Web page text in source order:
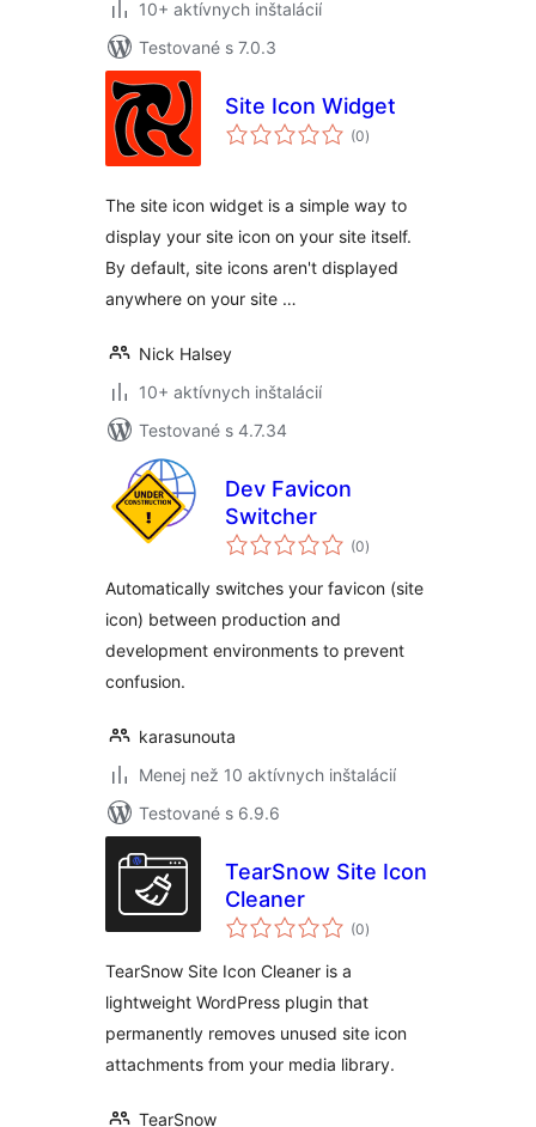
10+ aktívnych inštalácií
Testované s 7.0.3
Site Icon Widget
(0celkové
hodnotenie
)
The site icon widget is a simple way to
display your site icon on your site itself.
By default, site icons aren't displayed
anywhere on your site …
Nick Halsey
10+ aktívnych inštalácií
Testované s 4.7.34
Dev Favicon
Switcher
(0celkové
hodnotenie
)
Automatically switches your favicon (site
icon) between production and
development environments to prevent
confusion.
karasunouta
Menej než 10 aktívnych inštalácií
Testované s 6.9.6
TearSnow Site Icon
Cleaner
(0celkové
hodnotenie
)
TearSnow Site Icon Cleaner is a
lightweight WordPress plugin that
permanently removes unused site icon
attachments from your media library.
TearSnow